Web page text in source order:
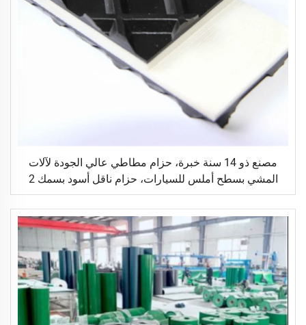
مصنع ذو 14 سنة خبرة، حزام مطاطي عالي الجودة لآلات
المشي بسطح أملس للسيارات، حزام ناقل أسود بسمك 2
مم